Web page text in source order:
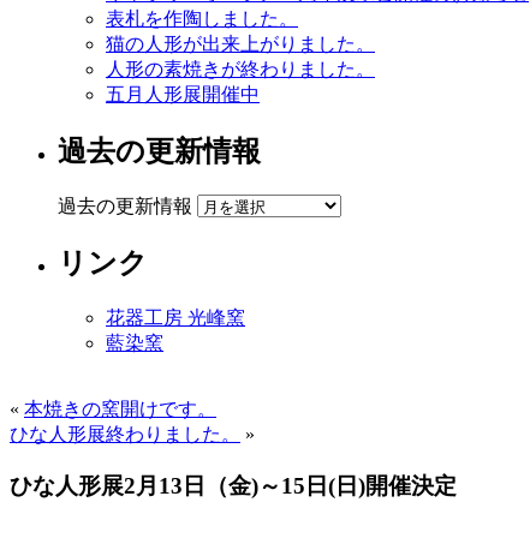
表札を作陶しました。
猫の人形が出来上がりました。
人形の素焼きが終わりました。
五月人形展開催中
過去の更新情報
過去の更新情報
リンク
花器工房 光峰窯
藍染窯
« 本焼きの窯開けです。
ひな人形展終わりました。
»
ひな人形展2月13日（金)～15日(日)開催決定